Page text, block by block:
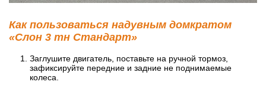
Как пользоваться надувным домкратом
«Слон 3 тн Стандарт»
Заглушите двигатель, поставьте на ручной тормоз,
зафиксируйте передние и задние не поднимаемые
колеса.